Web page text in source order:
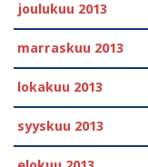
joulukuu 2013
marraskuu 2013
lokakuu 2013
syyskuu 2013